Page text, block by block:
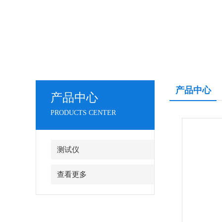
产品中心
PRODUCTS CENTER
测试仪
查看更多
产品中心